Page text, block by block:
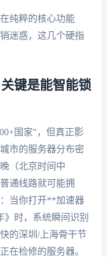
纯粹的核心功能
迷惑，这几个硬指
键是能智能锁
国家"，但真正影
市的服务器分布密
（北京时间中
通线路就可能拥
当你打开**加速器
时，系统瞬间识别
的深圳/上海骨干节
在检修的服务器。